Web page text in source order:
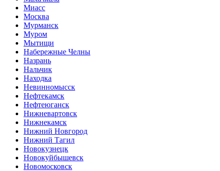
Миасс
Москва
Мурманск
Муром
Мытищи
Набережные Челны
Назрань
Нальчик
Находка
Невинномысск
Нефтекамск
Нефтеюганск
Нижневартовск
Нижнекамск
Нижний Новгород
Нижний Тагил
Новокузнецк
Новокуйбышевск
Новомосковск